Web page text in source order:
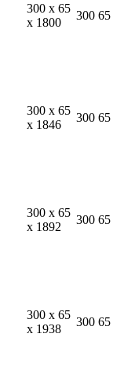
300 x 65
x 1800
300 65
300 x 65
x 1846
300 65
300 x 65
x 1892
300 65
300 x 65
x 1938
300 65